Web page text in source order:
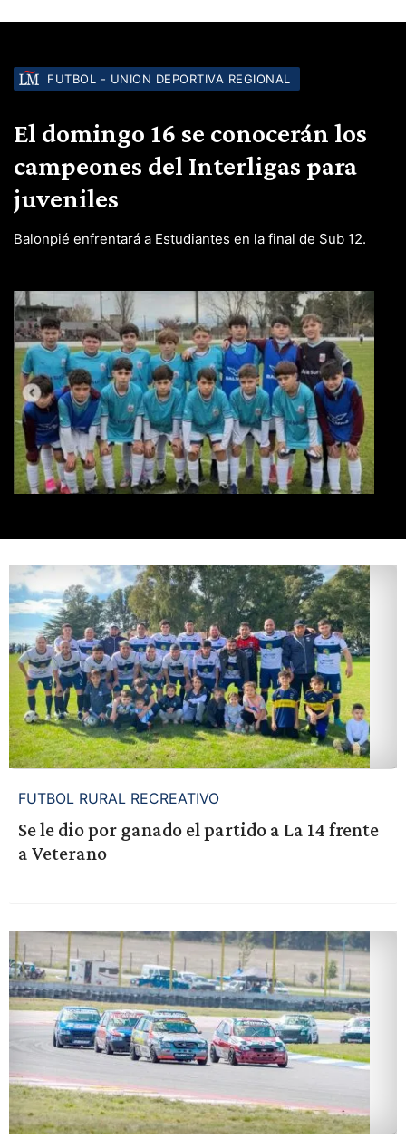
FUTBOL - UNION DEPORTIVA REGIONAL
El domingo 16 se conocerán los
campeones del Interligas para
juveniles
Balonpié enfrentará a Estudiantes en la final de Sub 12.
FUTBOL RURAL RECREATIVO
Se le dio por ganado el partido a La 14 frente
a Veterano